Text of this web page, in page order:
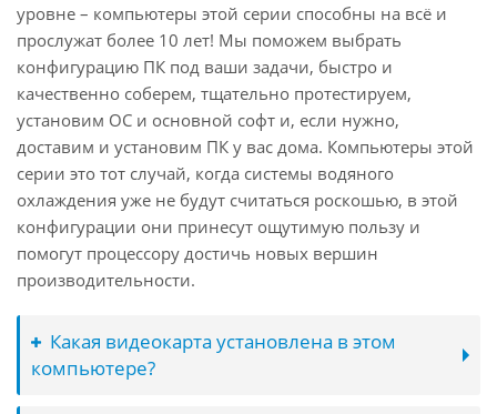
уровне – компьютеры этой серии способны на всё и
прослужат более 10 лет! Мы поможем выбрать
конфигурацию ПК под ваши задачи, быстро и
качественно соберем, тщательно протестируем,
установим ОС и основной софт и, если нужно,
доставим и установим ПК у вас дома. Компьютеры этой
серии это тот случай, когда системы водяного
охлаждения уже не будут считаться роскошью, в этой
конфигурации они принесут ощутимую пользу и
помогут процессору достичь новых вершин
производительности.
Какая видеокарта установлена в этом
компьютере?